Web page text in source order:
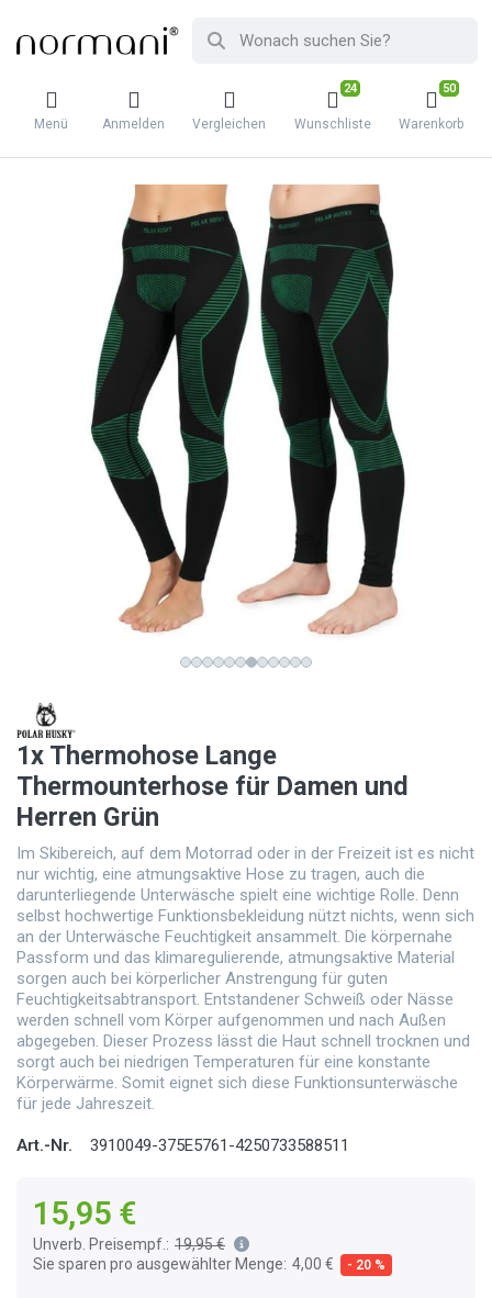
Menü Anmelden Vergleichen
24
Wunschliste
50
Warenkorb
1x Thermohose Lange
Thermounterhose für Damen und
Herren Grün
Im Skibereich, auf dem Motorrad oder in der Freizeit ist es nicht
nur wichtig, eine atmungsaktive Hose zu tragen, auch die
darunterliegende Unterwäsche spielt eine wichtige Rolle. Denn
selbst hochwertige Funktionsbekleidung nützt nichts, wenn sich
an der Unterwäsche Feuchtigkeit ansammelt. Die körpernahe
Passform und das klimaregulierende, atmungsaktive Material
sorgen auch bei körperlicher Anstrengung für guten
Feuchtigkeitsabtransport. Entstandener Schweiß oder Nässe
werden schnell vom Körper aufgenommen und nach Außen
abgegeben. Dieser Prozess lässt die Haut schnell trocknen und
sorgt auch bei niedrigen Temperaturen für eine konstante
Körperwärme. Somit eignet sich diese Funktionsunterwäsche
für jede Jahreszeit.
Art.-Nr. 3910049-375E5761-4250733588511
15,95 €
Unverb. Preisempf.: 19,95 €
Sie sparen pro ausgewählter Menge: 4,00 € - 20 %